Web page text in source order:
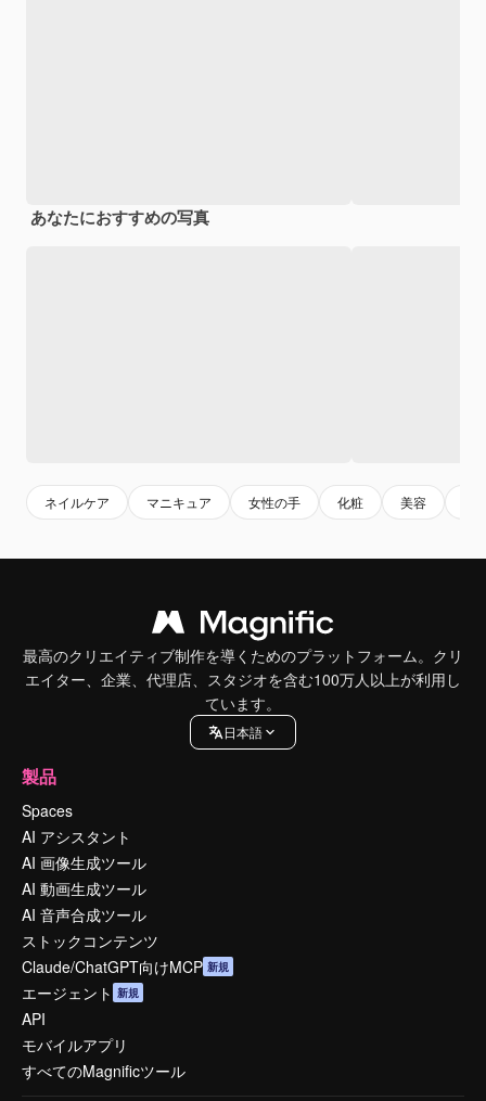
あなたにおすすめの写真
ネイルケア マニキュア 女性の手 化粧 美容
最高のクリエイティブ制作を導くためのプラットフォーム。クリ
エイター、企業、代理店、スタジオを含む100万人以上が利用し
ています。
日本語
製品
Spaces
AI アシスタント
AI 画像生成ツール
AI 動画生成ツール
AI 音声合成ツール
ストックコンテンツ
Claude/ChatGPT向けMCP 新規
エージェント 新規
API
モバイルアプリ
すべてのMagnificツール